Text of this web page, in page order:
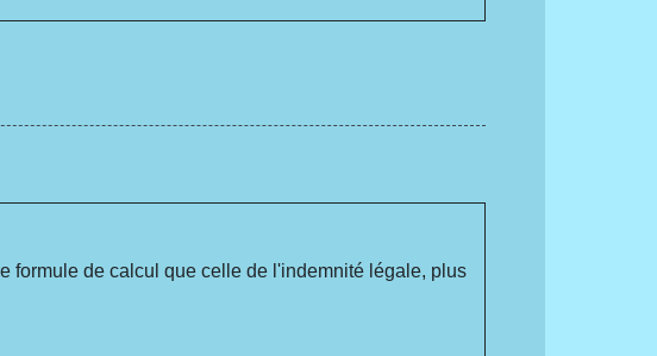
formule de calcul que celle de l'indemnité légale, plus